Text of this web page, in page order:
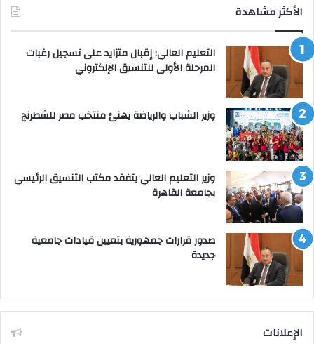
الأكثر مشاهدة
التعليم العالي: إقبال متزايد على تسجيل رغبات
المرحلة الأولى للتنسيق الإلكتروني
وزير الشباب والرياضة يهنئ منتخب مصر للشطرنج
وزير التعليم العالي يتفقد مكتب التنسيق الرئيسي
بجامعة القاهرة
صدور قرارات جمهورية بتعيين قيادات جامعية
جديدة
الإعلانات